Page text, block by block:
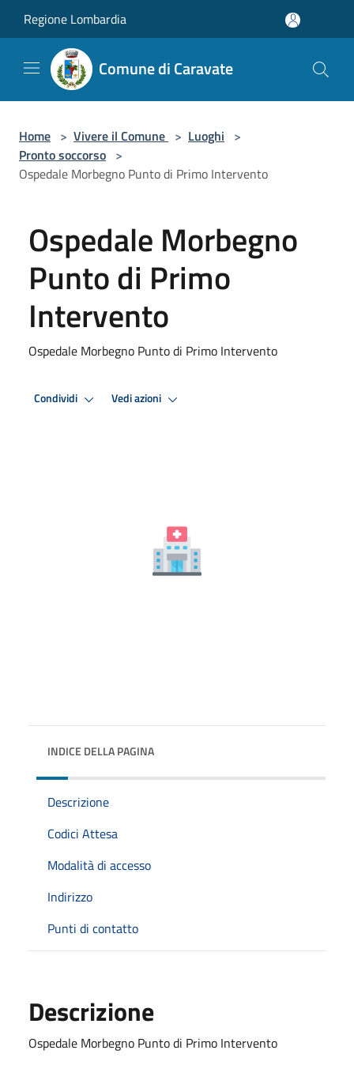
Regione Lombardia
Comune di Caravate
Home > Vivere il Comune > Luoghi >
Pronto soccorso >
Ospedale Morbegno Punto di Primo Intervento
Ospedale Morbegno
Punto di Primo
Intervento
Ospedale Morbegno Punto di Primo Intervento
Condividi Vedi azioni
INDICE DELLA PAGINA
Descrizione
Codici Attesa
Modalità di accesso
Indirizzo
Punti di contatto
Descrizione
Ospedale Morbegno Punto di Primo Intervento